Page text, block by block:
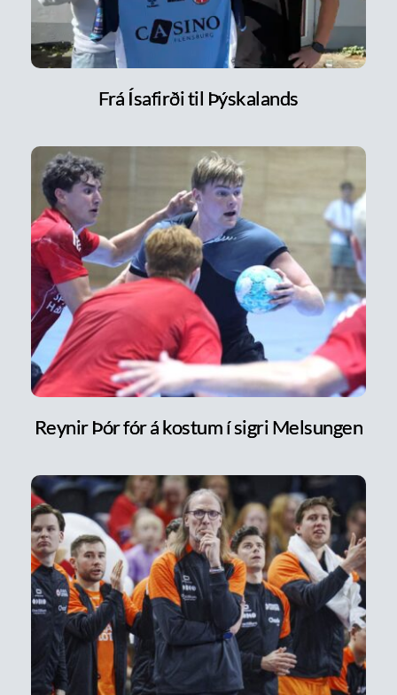
Frá Ísafirði til Þýskalands
Reynir Þór fór á kostum í sigri Melsungen